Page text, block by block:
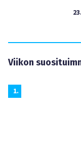
Viikon
1.